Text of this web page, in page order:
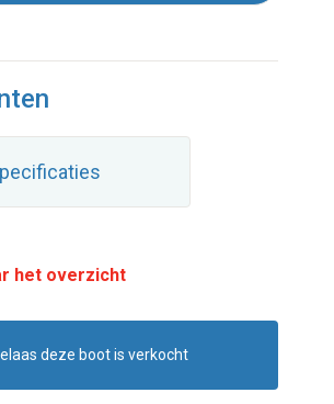
het overzicht
deze boot is verkocht